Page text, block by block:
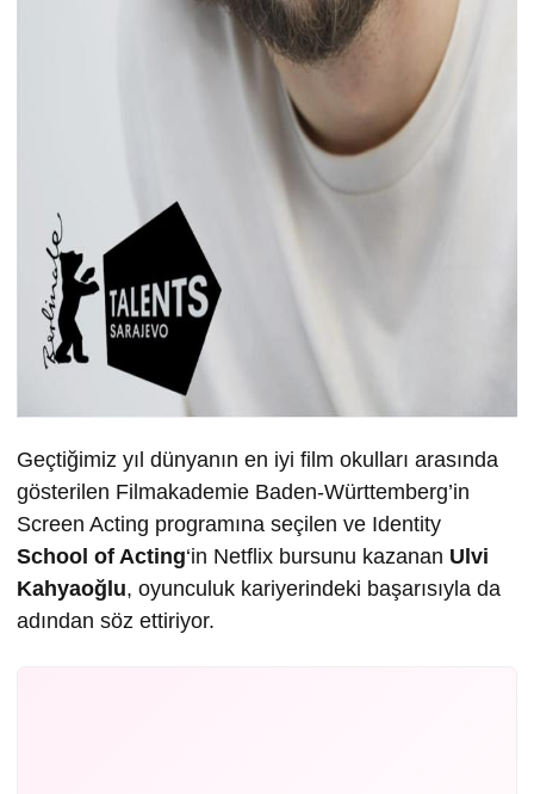
Geçtiğimiz yıl dünyanın en iyi film okulları arasında
gösterilen Filmakademie Baden-Württemberg’in
Screen Acting programına seçilen ve Identity
School of Acting‘in Netflix bursunu kazanan Ulvi
Kahyaoğlu, oyunculuk kariyerindeki başarısıyla da
adından söz ettiriyor.